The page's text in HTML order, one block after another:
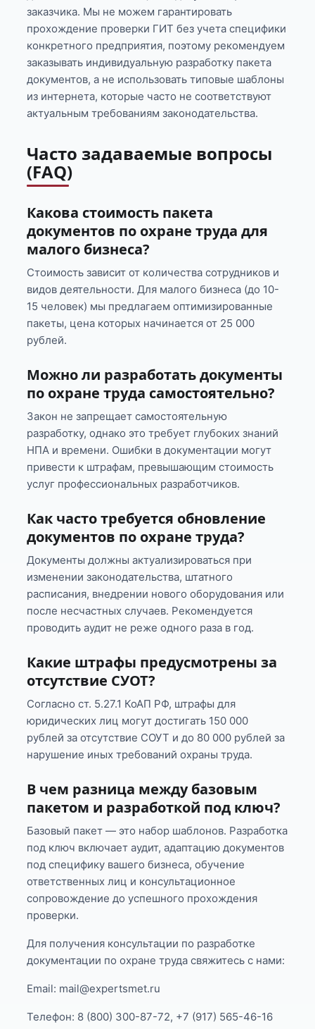
заказчика. Мы не можем гарантировать
прохождение проверки ГИТ без учета специфики
конкретного предприятия, поэтому рекомендуем
заказывать индивидуальную разработку пакета
документов, а не использовать типовые шаблоны
из интернета, которые часто не соответствуют
актуальным требованиям законодательства.
Часто задаваемые вопросы
(FAQ)
Какова стоимость пакета
документов по охране труда для
малого бизнеса?
Стоимость зависит от количества сотрудников и
видов деятельности. Для малого бизнеса (до 10-
15 человек) мы предлагаем оптимизированные
пакеты, цена которых начинается от 25 000
рублей.
Можно ли разработать документы
по охране труда самостоятельно?
Закон не запрещает самостоятельную
разработку, однако это требует глубоких знаний
НПА и времени. Ошибки в документации могут
привести к штрафам, превышающим стоимость
услуг профессиональных разработчиков.
Как часто требуется обновление
документов по охране труда?
Документы должны актуализироваться при
изменении законодательства, штатного
расписания, внедрении нового оборудования или
после несчастных случаев. Рекомендуется
проводить аудит не реже одного раза в год.
Какие штрафы предусмотрены за
отсутствие СУОТ?
Согласно ст. 5.27.1 КоАП РФ, штрафы для
юридических лиц могут достигать 150 000
рублей за отсутствие СОУТ и до 80 000 рублей за
нарушение иных требований охраны труда.
В чем разница между базовым
пакетом и разработкой под ключ?
Базовый пакет — это набор шаблонов. Разработка
под ключ включает аудит, адаптацию документов
под специфику вашего бизнеса, обучение
ответственных лиц и консультационное
сопровождение до успешного прохождения
проверки.
Для получения консультации по разработке
документации по охране труда свяжитесь с нами:
Email: mail@expertsmet.ru
Телефон: 8 (800) 300-87-72, +7 (917) 565-46-16